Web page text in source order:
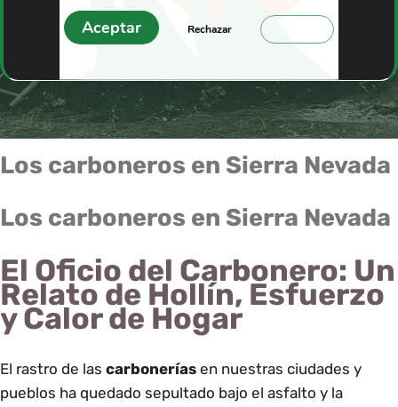
10/12/2013 Al Andalus Activa
Los carboneros en Sierra Nevada
Los carboneros en Sierra Nevada
El Oficio del Carbonero: Un
Relato de Hollín, Esfuerzo
y Calor de Hogar
El rastro de las carbonerías en nuestras ciudades y
pueblos ha quedado sepultado bajo el asfalto y la
Aceptar Rechazar